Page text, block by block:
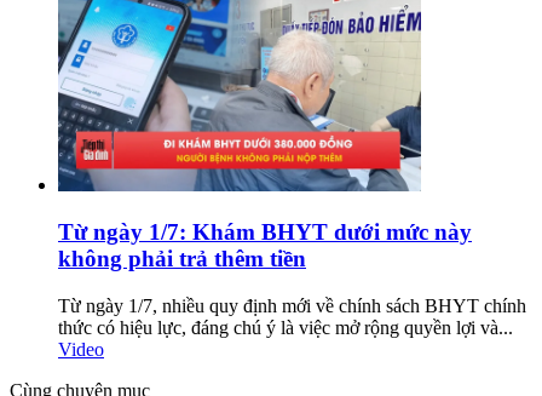
Từ ngày 1/7: Khám BHYT dưới mức này
không phải trả thêm tiền
Từ ngày 1/7, nhiều quy định mới về chính sách BHYT chính
thức có hiệu lực, đáng chú ý là việc mở rộng quyền lợi và...
Video
Cùng chuyên mục